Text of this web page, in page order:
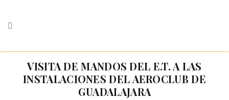
VISITA DE MANDOS DEL E.T. A LAS
INSTALACIONES DEL AEROCLUB DE
GUADALAJARA